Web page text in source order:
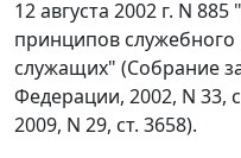
12 августа 2002 г. N
принципов служебного
служащих" (Собрание
Федерации, 2002, N 33,
2009, N 29, ст. 3658).